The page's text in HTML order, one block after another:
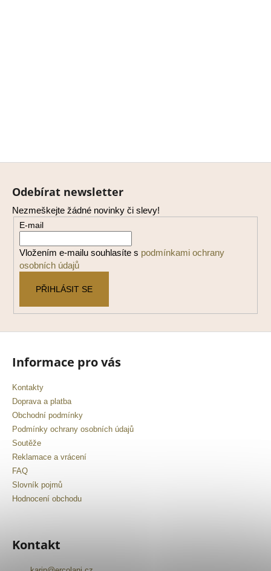
Z
Odebírat newsletter
Nezmeškejte žádné novinky či slevy!
E-mail
Vložením e-mailu souhlasíte s podmínkami ochrany
osobních údajů
PŘIHLÁSIT SE
Informace pro vás
Kontakty
Doprava a platba
Obchodní podmínky
Podmínky ochrany osobních údajů
Soutěže
Reklamace a vrácení
FAQ
Slovník pojmů
Hodnocení obchodu
Kontakt